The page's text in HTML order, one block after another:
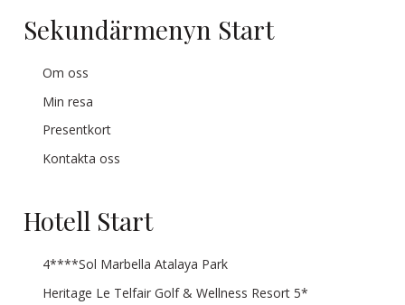
Sekundärmenyn Start
Om oss
Min resa
Presentkort
Kontakta oss
Hotell Start
4****Sol Marbella Atalaya Park
Heritage Le Telfair Golf & Wellness Resort 5*